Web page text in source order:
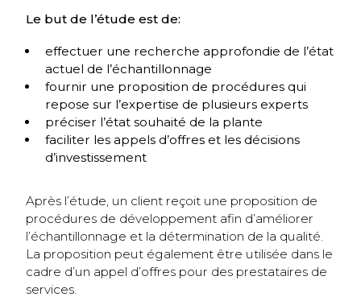
Le but de l’étude est de:
effectuer une recherche approfondie de l’état
actuel de l’échantillonnage
fournir une proposition de procédures qui
repose sur l’expertise de plusieurs experts
préciser l’état souhaité de la plante
faciliter les appels d’offres et les décisions
d’investissement
Après l’étude, un client reçoit une proposition de
procédures de développement afin d’améliorer
l’échantillonnage et la détermination de la qualité.
La proposition peut également être utilisée dans le
cadre d’un appel d’offres pour des prestataires de
services.